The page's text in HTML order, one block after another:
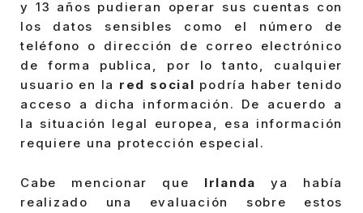
y 13 años pudieran operar sus cuentas con
los datos sensibles como el número de
teléfono o dirección de correo electrónico
de forma publica, por lo tanto, cualquier
usuario en la red social podría haber tenido
acceso a dicha información. De acuerdo a
la situación legal europea, esa información
requiere una protección especial.
Cabe mencionar que Irlanda
ya había
realizado una evaluación sobre estos